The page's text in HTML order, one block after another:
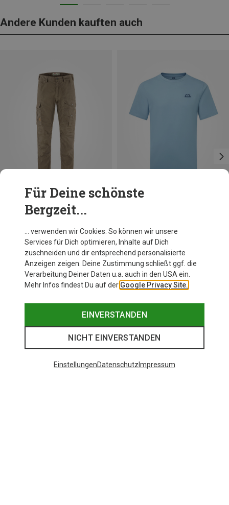
Andere Kunden kauften auch
Du sparst 14%
Für Deine schönste
Bergzeit...
… verwenden wir Cookies. So können wir unsere
Services für Dich optimieren, Inhalte auf Dich
zuschneiden und dir entsprechend personalisierte
Anzeigen zeigen. Deine Zustimmung schließt ggf. die
Verarbeitung Deiner Daten u.a. auch in den USA ein.
Mehr Infos findest Du auf der Google Privacy Site.
EINVERSTANDEN
NICHT EINVERSTANDEN
EinstellungenDatenschutz Impressum